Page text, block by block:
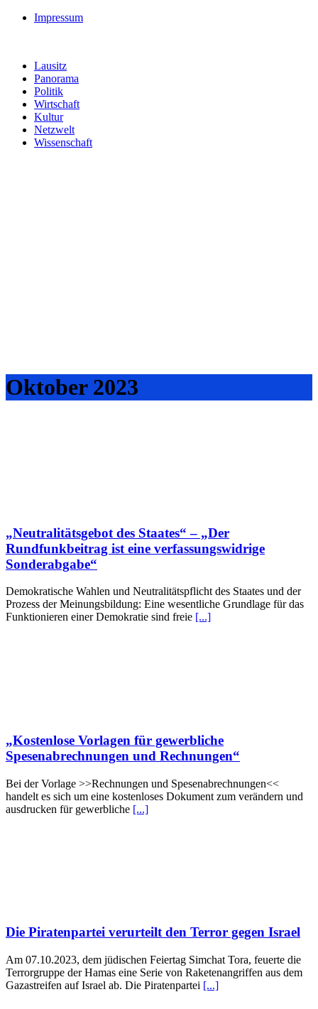
Impressum
Lausitz
Panorama
Politik
Wirtschaft
Kultur
Netzwelt
Wissenschaft
Oktober 2023
„Neutralitätsgebot des Staates“ – „Der
Rundfunkbeitrag ist eine verfassungswidrige
Sonderabgabe“
Demokratische Wahlen und Neutralitätspflicht des Staates und der
Prozess der Meinungsbildung: Eine wesentliche Grundlage für das
Funktionieren einer Demokratie sind freie [...]
„Kostenlose Vorlagen für gewerbliche
Spesenabrechnungen und Rechnungen“
Bei der Vorlage >>Rechnungen und Spesenabrechnungen<<
handelt es sich um eine kostenloses Dokument zum verändern und
ausdrucken für gewerbliche [...]
Die Piratenpartei verurteilt den Terror gegen Israel
Am 07.10.2023, dem jüdischen Feiertag Simchat Tora, feuerte die
Terrorgruppe der Hamas eine Serie von Raketenangriffen aus dem
Gazastreifen auf Israel ab. Die Piratenpartei [...]